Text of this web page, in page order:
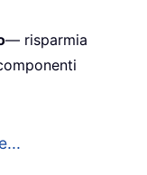
— risparmia